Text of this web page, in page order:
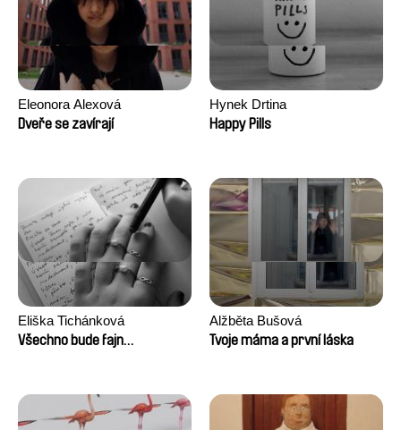
Eleonora Alexová
Dveře se zavírají
Hynek Drtina
Happy Pills
Eliška Tichánková
Všechno bude fajn…
Alžběta Bušová
Tvoje máma a první láska